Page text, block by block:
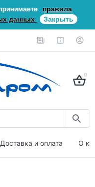
правила
данных
Закрыть
0
Доставка и оплата О